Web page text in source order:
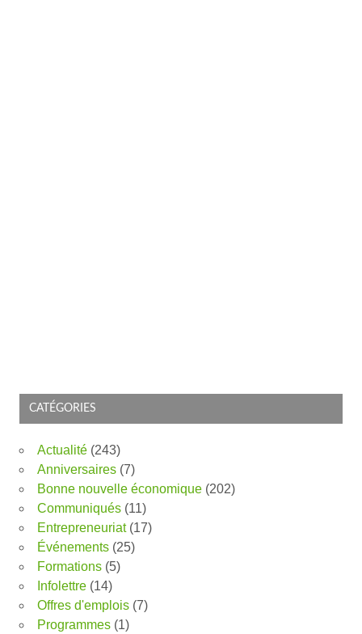
CATÉGORIES
Actualité (243)
Anniversaires (7)
Bonne nouvelle économique (202)
Communiqués (11)
Entrepreneuriat(17)
Événements (25)
Formations (5)
Infolettre (14)
Offres d'emplois (7)
Programmes (1)